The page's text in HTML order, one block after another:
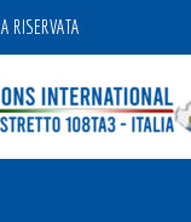
RISERVATA